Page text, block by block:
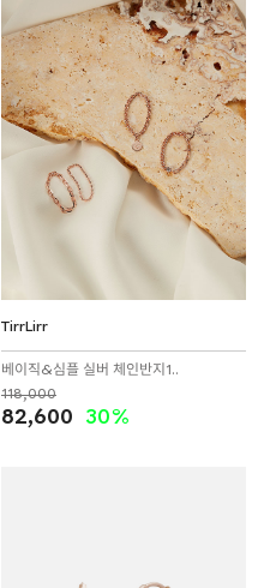
TirrLirr
베이직&심플 실버 체인반지1..
118,000
82,600 30%